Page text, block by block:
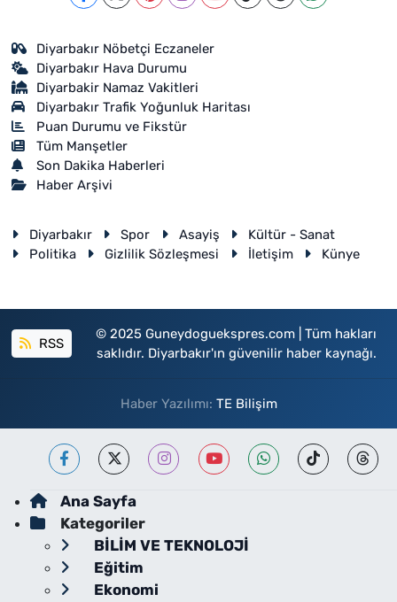
Diyarbakır Nöbetçi Eczaneler
Diyarbakır Hava Durumu
Diyarbakir Namaz Vakitleri
Diyarbakır Trafik Yoğunluk Haritası
Puan Durumu ve Fikstür
Tüm Manşetler
Son Dakika Haberleri
Haber Arşivi
Diyarbakır Spor Asayiş
Kültür - Sanat
Politika
Gizlilik Sözleşmesi İletişim Künye
RSS
© 2025 Guneydoguekspres.com | Tüm hakları
saklıdır. Diyarbakır'ın güvenilir haber kaynağı.
Haber Yazılımı: TE Bilişim
Ana Sayfa
Kategoriler
BİLİM VE TEKNOLOJİ
Eğitim
Ekonomi